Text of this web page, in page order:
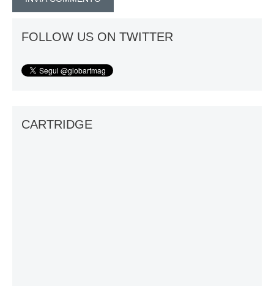
FOLLOW US ON TWITTER
CARTRIDGE